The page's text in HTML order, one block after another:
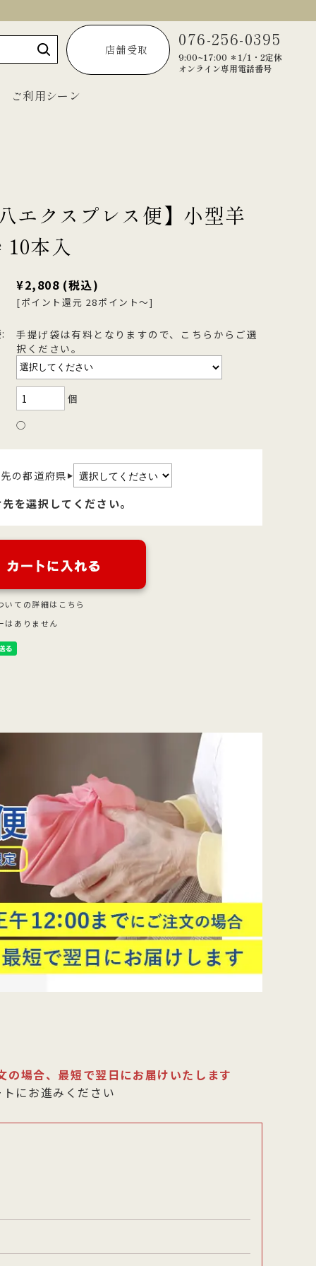
店舗受取
076-256-0395
9:00~17:00 ＊1/1・2定休
オンライン専用電話番号
2,000円～2,999円
4,000円～4,999円
5,000円以上
黒羊羹「匠」
森八の昔ながらの黒羊羹。玄と比較
して、米飴を贅沢に使用しており、
濃厚でコクのある甘さが特徴です。
宝達葛くずきり
400年の歴史を誇る「宝達葛」を用
いた、つるりとした爽やかなのどご
しが自慢のくずきり
ご利用シーン
ご法要・弔事
八エクスプレス便】小型羊
10本入
¥2,808 (税込)
[ポイント還元 28ポイント～]
手提げ袋は有料となりますので、こちらからご選
択ください。
個
○
の都道府県 ▶
を選択してください。
いての詳細はこちら
はありません
場合、最短で翌日にお届けいたします
にお進みください